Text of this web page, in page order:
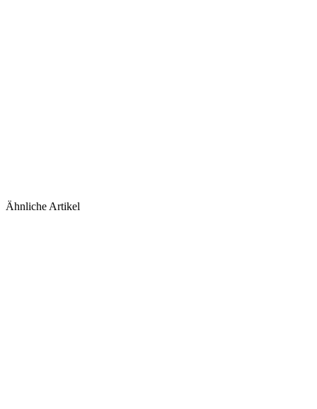
Ähnliche Artikel